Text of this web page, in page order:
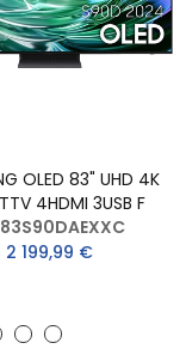
OLED 83" UHD 4K
4HDMI 3USB F
2 199,99 €